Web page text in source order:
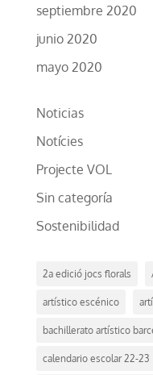
septiembre 2020
junio 2020
mayo 2020
Noticias
Notícies
Projecte VOL
Sin categoría
Sostenibilidad
2a edició jocs florals
artístico escénico
bachillerato artístico
calendario escolar 22-23